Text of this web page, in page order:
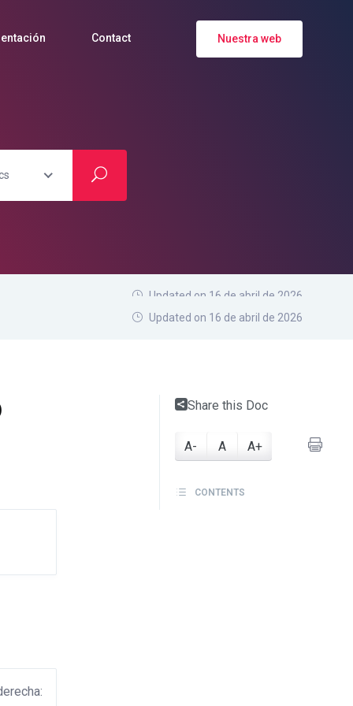
Contact Nuestra web
Updated on 16 de abril de 2026
Updated on 16 de abril de 2026
Share this Doc
A- A A+
CONTENTS